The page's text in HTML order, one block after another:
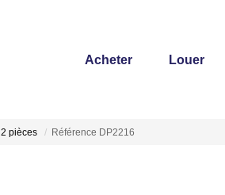
Acheter Louer
2 pièces Référence DP2216